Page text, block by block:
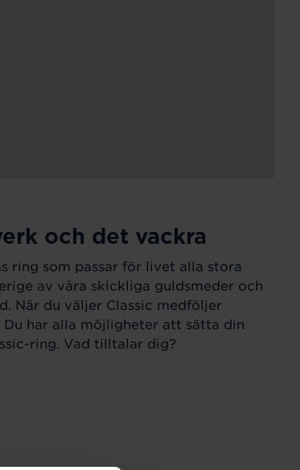
och det vackra
ring som passar för livet alla stora
av våra skickliga guldsmeder och
När du väljer Classic medföljer
har alla möjligheter att sätta din
ring. Vad tilltalar dig?